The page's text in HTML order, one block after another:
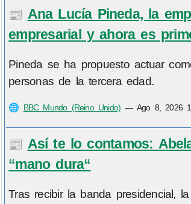
📰 Ana Lucía Pineda, la
empresarial y ahora es
Pineda se ha propuesto actuar
personas de la tercera edad.
🌐 BBC Mundo (Reino Unido) — Ago 8, 2026
📰 Así te lo contamos:
“mano dura“
Tras recibir la banda presidencial,